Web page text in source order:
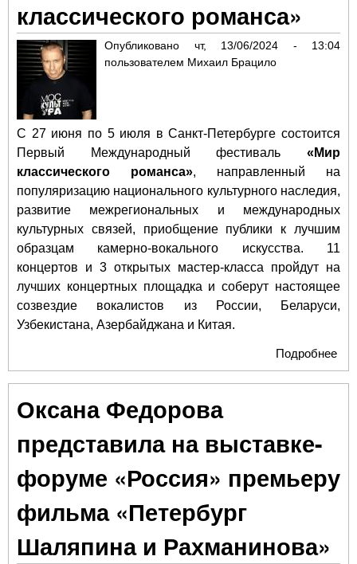
классического романса»
Опубликовано чт, 13/06/2024 - 13:04
пользователем Михаил Брацило
С 27 июня по 5 июля в Санкт-Петербурге состоится
Первый Международный фестиваль «Мир
классического романса», направленный на
популяризацию национального культурного наследия,
развитие межрегиональных и международных
культурных связей, приобщение публики к лучшим
образцам камерно-вокального искусства. 11
концертов и 3 открытых мастер-класса пройдут на
лучших концертных площадка и соберут настоящее
созвездие вокалистов из России, Беларуси,
Узбекистана, Азербайджана и Китая.
Подробнее
Оксана Федорова
представила на выставке-
форуме «Россия» премьеру
фильма «Петербург
Шаляпина и Рахманинова»